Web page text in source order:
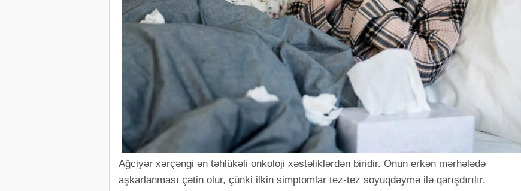
Ağciyər xərçəngi ən təhlükəli onkoloji xəstəliklərdən biridir. Onun erkən mərhələdə
aşkarlanması çətin olur, çünki ilkin simptomlar tez-tez soyuqdəymə ilə qarışdırılır.